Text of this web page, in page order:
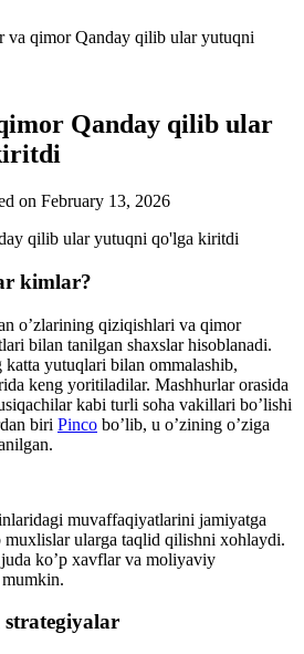
va qimor Qanday qilib ular yutuqni
Qanday qilib ular
on February 13, 2026
qilib ular yutuqni qo'lga kiritdi
kimlar?
o’zlarining qiziqishlari va qimor
bilan tanilgan shaxslar hisoblanadi.
katta yutuqlari bilan ommalashib,
keng yoritiladilar. Mashhurlar orasida
kabi turli soha vakillari bo’lishi
biri Pinco bo’lib, u o’zining o’ziga
muvaffaqiyatlarini jamiyatga
muxlislar ularga taqlid qilishni xohlaydi.
ko’p xavflar va moliyaviy